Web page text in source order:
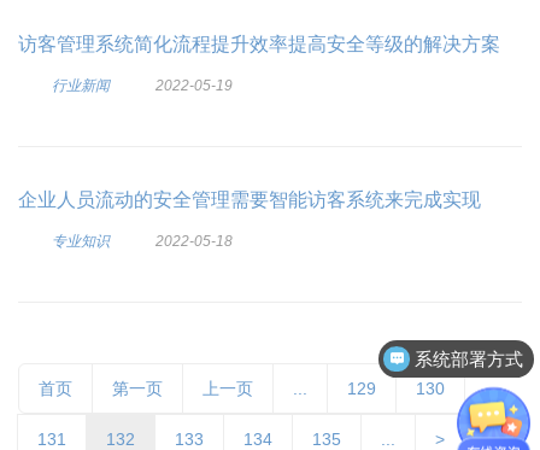
访客管理系统简化流程提升效率提高安全等级的解决方案
行业新闻 2022-05-19
企业人员流动的安全管理需要智能访客系统来完成实现
专业知识 2022-05-18
首页 第一页 上一页 129 130
131 132 133 134 135 >
系统部署方式